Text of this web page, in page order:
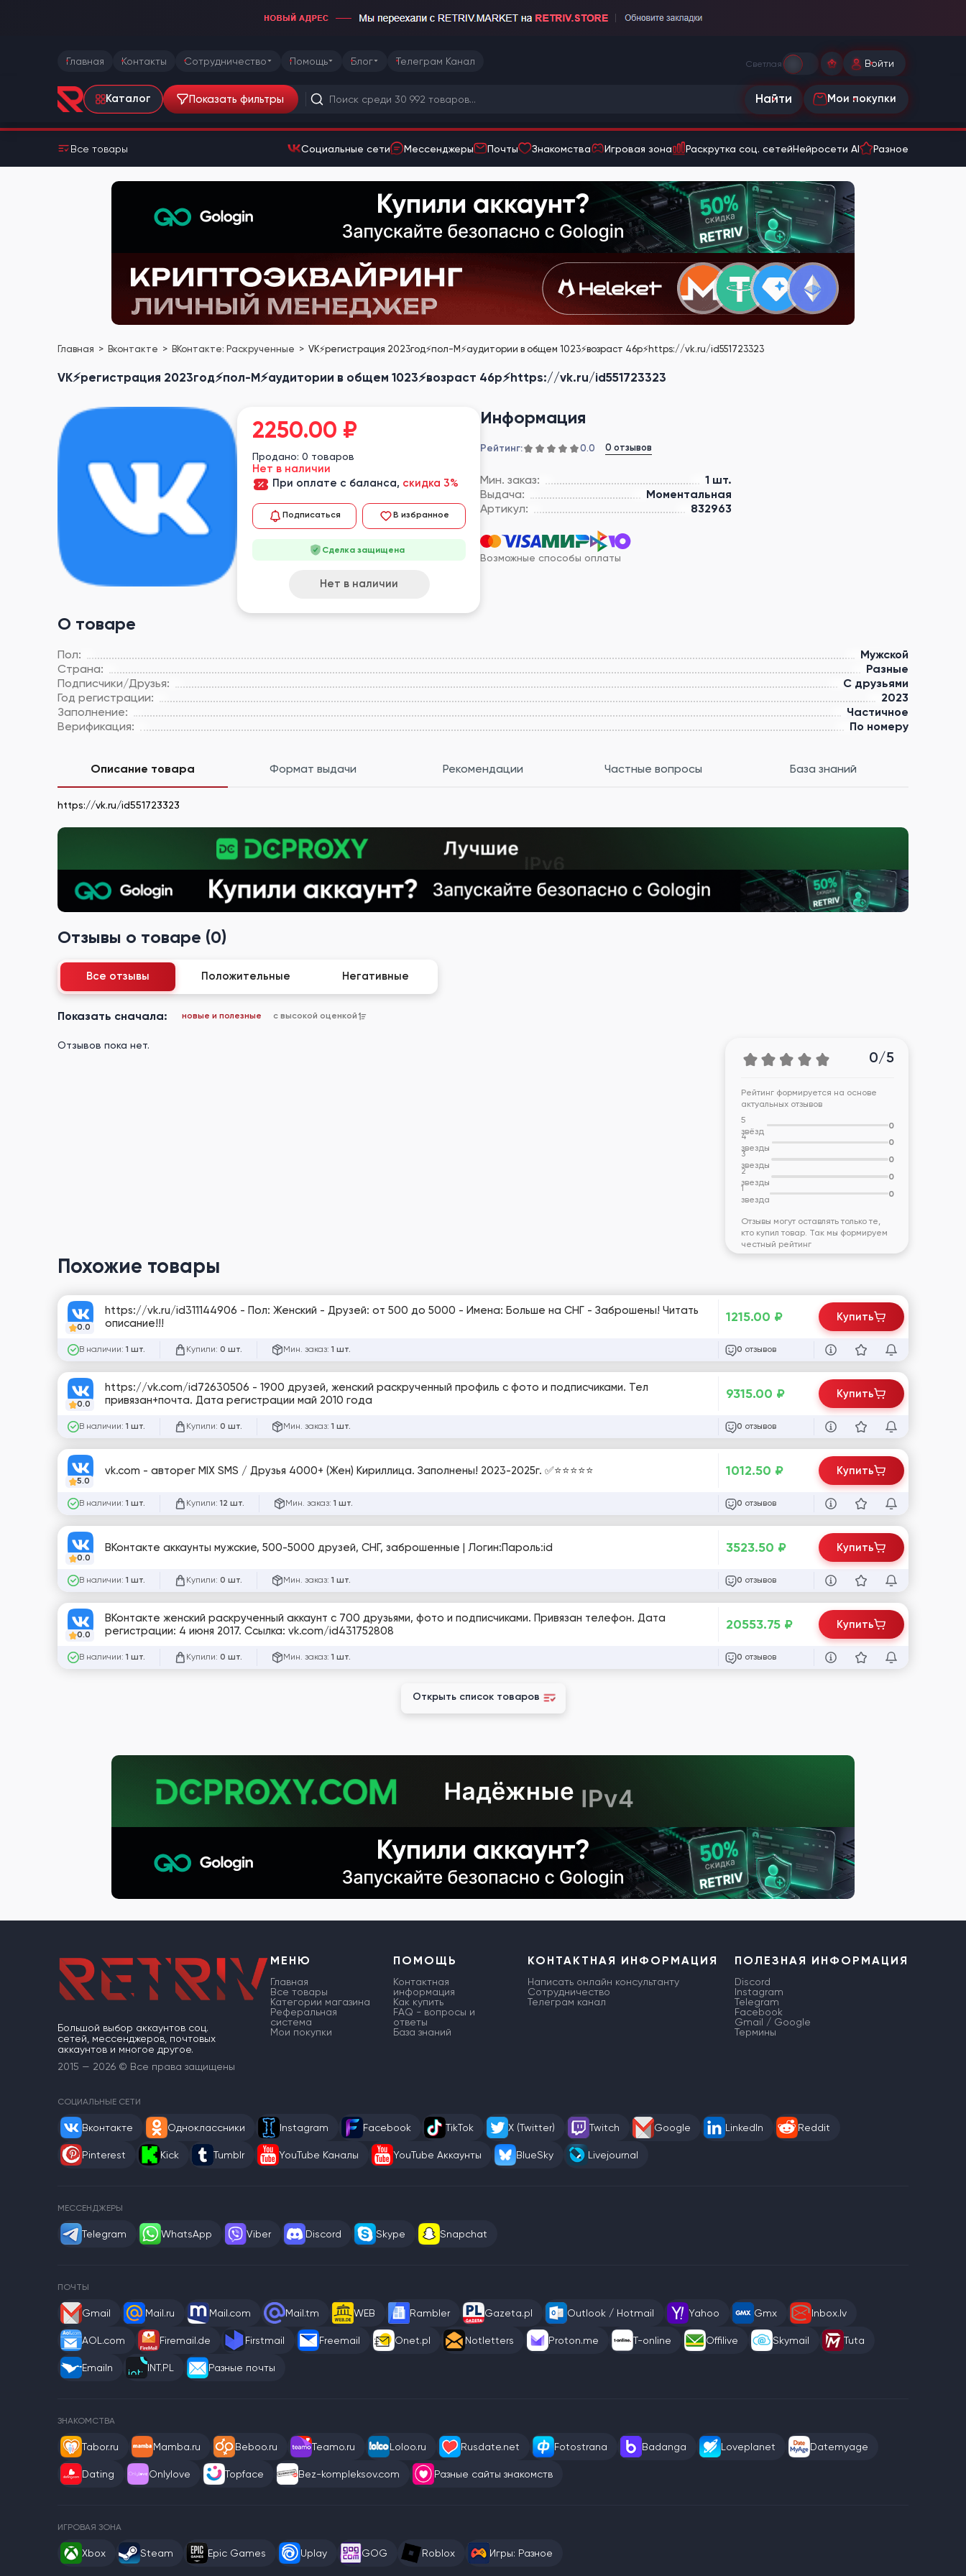
Главная Контакты Сотрудничество Помощь Блог Телеграм Канал Светлая Войти
Каталог Показать фильтры Найти Мои покупки
Все товары Социальные сети Мессенджеры Почты Знакомства Игровая зона Раскрутка соц. сетейНейросети AI Разное
Главная Вконтакте ВКонтакте: Раскрученные VK⚡️регистрация 2023год⚡️пол-М⚡️аудитории в общем 1023⚡️возраст 46р⚡️https://vk.ru/id551723323
VK⚡️регистрация 2023год⚡️пол-М⚡️аудитории в общем 1023⚡️возраст 46р⚡️https://vk.ru/id551723323
Информация
Рейтинг: 0.0 0 отзывов
Мин. заказ:
1 шт.
Выдача:
Моментальная
Артикул:
832963
Возможные способы оплаты
О товаре
Пол:
Мужской
Страна:
Разные
Подписчики/Друзья:
С друзьями
Год регистрации:
2023
Заполнение:
Частичное
Верификация:
По номеру
2250.00 ₽
Продано: 0 товаров
Нет в наличии
При оплате с баланса, скидка 3%
Подписаться В избранное
Сделка защищена
Нет в наличии
Описание товара Формат выдачи Рекомендации Частные вопросы База знаний
https://vk.ru/id551723323
Отзывы о товаре (0)
Все отзывы Положительные Негативные
Показать сначала: новые и полезные с высокой оценкой
Отзывов пока нет.
0/5
Рейтинг формируется на основе
актуальных отзывов
5
звёзд
0
4
звезды
0
3
звезды
0
2
звезды
0
1
звезда
0
Отзывы могут оставлять только те,
кто купил товар. Так мы формируем
честный рейтинг
Похожие товары
0.0
https://vk.ru/id311144906 - Пол: Женский - Друзей: от 500 до 5000 - Имена: Больше на СНГ - Заброшены! Читать
описание!!!
В наличии: 1 шт. Купили: 0 шт. Мин. заказ: 1 шт.
1215.00 ₽
0 отзывов
Купить
0.0
https://vk.com/id72630506 - 1900 друзей, женский раскрученный профиль с фото и подписчиками. Тел
привязан+почта. Дата регистрации май 2010 года
В наличии: 1 шт. Купили: 0 шт. Мин. заказ: 1 шт.
9315.00 ₽
0 отзывов
Купить
5.0
vk.com - авторег MIX SMS / Друзья 4000+ (Жен) Кириллица. Заполнены! 2023-2025г. ✅⭐️⭐️⭐️⭐️⭐️
В наличии: 1 шт. Купили: 12 шт. Мин. заказ: 1 шт.
1012.50 ₽
0 отзывов
Купить
0.0
ВКонтакте аккаунты мужские, 500-5000 друзей, СНГ, заброшенные | Логин:Пароль:id
В наличии: 1 шт. Купили: 0 шт. Мин. заказ: 1 шт.
3523.50 ₽
0 отзывов
Купить
0.0
ВКонтакте женский раскрученный аккаунт с 700 друзьями, фото и подписчиками. Привязан телефон. Дата
регистрации: 4 июня 2017. Ссылка: vk.com/id431752808
В наличии: 1 шт. Купили: 0 шт. Мин. заказ: 1 шт.
20553.75 ₽
0 отзывов
Купить
Открыть список товаров
Большой выбор аккаунтов соц.
сетей, мессенджеров, почтовых
аккаунтов и многое другое.
2015 — 2026 © Все права защищены
МЕНЮ
Главная
Все товары
Категории магазина
Реферальная
система
Мои покупки
ПОМОЩЬ
Контактная
информация
Как купить
FAQ - вопросы и
ответы
База знаний
КОНТАКТНАЯ ИНФОРМАЦИЯ
Написать онлайн консультанту
Сотрудничество
Телеграм канал
ПОЛЕЗНАЯ ИНФОРМАЦИЯ
Discord
Instagram
Telegram
Facebook
Gmail / Google
Термины
СОЦИАЛЬНЫЕ СЕТИ
Вконтакте Одноклассники Instagram Facebook TikTok X (Twitter) Twitch Google LinkedIn Reddit
Pinterest Kick Tumblr YouTube Каналы YouTube Аккаунты BlueSky Livejournal
МЕССЕНДЖЕРЫ
Telegram WhatsApp Viber Discord Skype Snapchat
ПОЧТЫ
Gmail Mail.ru Mail.com Mail.tm WEB Rambler Gazeta.pl Outlook / Hotmail Yahoo Gmx Inbox.lv
AOL.com Firemail.de Firstmail Freemail Onet.pl Notletters Proton.me T-online Offilive Skymail Tuta
Emailn INT.PL Разные почты
ЗНАКОМСТВА
Tabor.ru Mamba.ru Beboo.ru Teamo.ru Loloo.ru Rusdate.net Fotostrana Badanga Loveplanet Datemyage
Dating Onlylove Topface Bez-kompleksov.com Разные сайты знакомств
ИГРОВАЯ ЗОНА
Xbox Steam Epic Games Uplay GOG Roblox Игры: Разное